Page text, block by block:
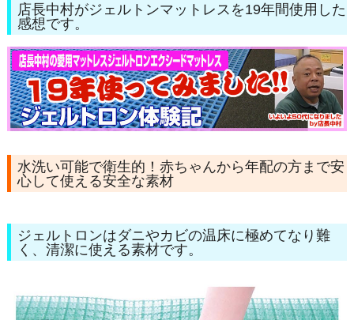
店長中村がジェルトンマットレスを19年間使用した
感想です。
水洗い可能で衛生的！赤ちゃんから年配の方まで安
心して使える安全な素材
ジェルトロンはダニやカビの温床に極めてなり難
く、清潔に使える素材です。